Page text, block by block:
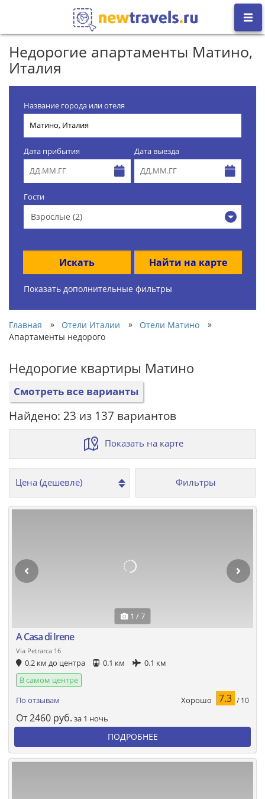
Недорогие апартаменты Матино,
Италия
Название города или отеля
Дата прибытия Дата выезда
Гости
Взрослые (2)
Искать Найти на карте
Показать дополнительные фильтры
Главная » Отели Италии » Отели Матино
»
Апартаменты недорого
Недорогие квартиры Матино
Смотреть все варианты
Найдено: 23 из 137 вариантов
Показать на карте
Фильтры
1 / 7
A Casa di Irene
Via Petrarca 16
0.2 км до центра 0.1 км
0.1 км
В самом центре
По отзывам
Хорошо 7.3 / 10
От2460 руб. за 1 ночь
ПОДРОБНЕЕ